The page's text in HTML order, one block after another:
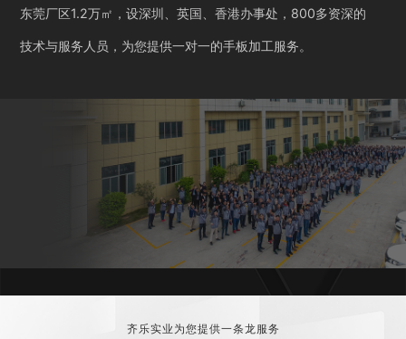
东莞厂区1.2万㎡，设深圳、英国、香港办事处，800多资深的
技术与服务人员，为您提供一对一的手板加工服务。
齐乐实业为您提供一条龙服务